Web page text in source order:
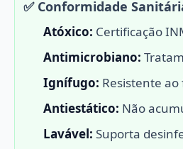
✅ Conformidade
Atóxico: Certificação
Antimicrobiano:
Ignífugo: Resistente ao
Antiestático: Não
Lavável: Suporta